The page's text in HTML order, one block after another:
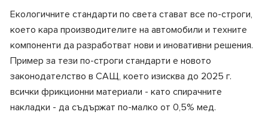
Екологичните стандарти по света стават все по-строги,
което кара производителите на автомобили и техните
компоненти да разработват нови и иновативни решения.
Пример за тези по-строги стандарти е новото
законодателство в САЩ, което изисква до 2025 г.
всички фрикционни материали - като спирачните
накладки - да съдържат по-малко от 0,5% мед.